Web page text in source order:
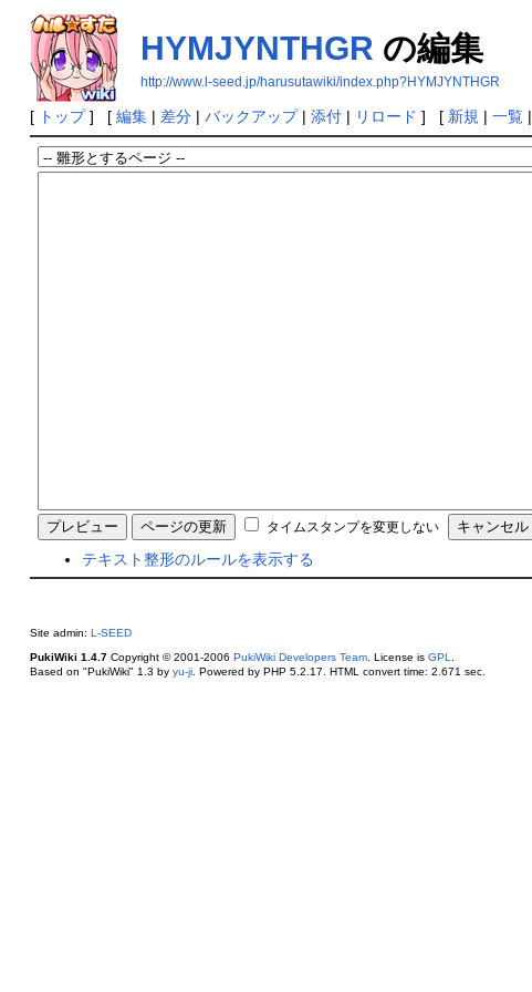
HYMJYNTHGR の編集
http://www.l-seed.jp/harusutawiki/index.php?HYMJYNTHGR
[ トップ] [ 編集| 差分| バックアップ| 添付| リロード ] [ 新規 | 一覧|
タイムスタンプを変更しない
テキスト整形のルールを表示する
Site admin: L-SEED
PukiWiki 1.4.7Copyright © 2001-2006 PukiWiki Developers Team. License is GPL
Based on "PukiWiki" 1.3 by yu-ji. Powered by PHP 5.2.17. HTML convert time: 2.671 sec.